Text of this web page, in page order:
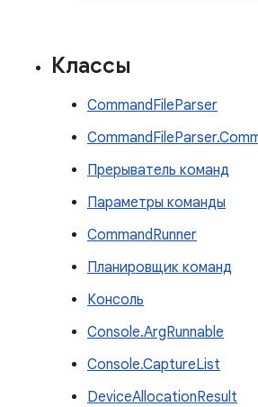
Классы
CommandFileParser
Прерыватель команд
Параметры команды
CommandRunner
Планировщик команд
Консоль
Console.ArgRunnable
Console.CaptureList
DeviceAllocationResult